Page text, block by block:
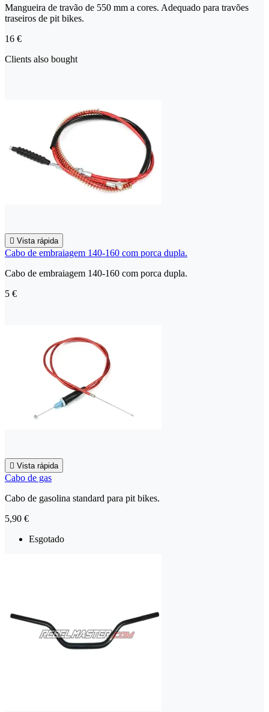
Mangueira de travão de 550 mm a cores. Adequado para travões
traseiros de pit bikes.
16 €
Clients also bought
 Vista rápida
Cabo de embraiagem 140-160 com porca dupla.
Cabo de embraiagem 140-160 com porca dupla.
5 €
 Vista rápida
Cabo de gas
Cabo de gasolina standard para pit bikes.
5,90 €
Esgotado